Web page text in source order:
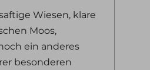
Wiesen, klare
Moos,
ein anderes
besonderen